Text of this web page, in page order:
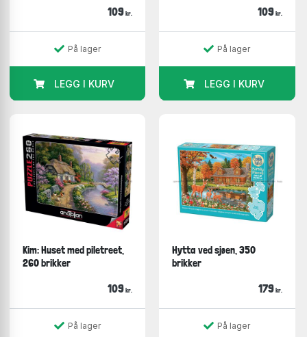
109 kr.
På lager
LEGG I KURV
109 kr.
På lager
LEGG I KURV
Kim: Huset med piletreet,
260 brikker
109 kr.
På lager
Hytta ved sjøen, 350
brikker
179 kr.
På lager